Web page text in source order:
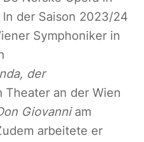
der Saison 2023/24
Symphoniker in
der
Theater an der Wien
Giovanniam
arbeitete er